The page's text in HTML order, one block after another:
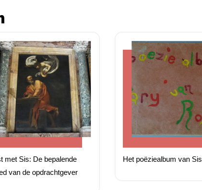
met Sis: De bepalende
van de opdrachtgever
Het poëziealbum van Sis